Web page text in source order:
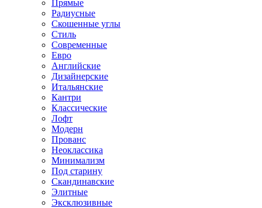
Прямые
Радиусные
Скошенные углы
Стиль
Современные
Евро
Английские
Дизайнерские
Итальянские
Кантри
Классические
Лофт
Модерн
Прованс
Неоклассика
Минимализм
Под старину
Скандинавские
Элитные
Эксклюзивные